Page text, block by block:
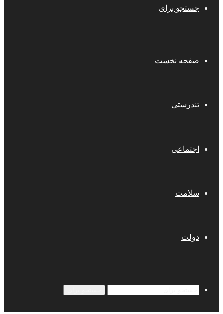
جستجو برای
صفحه نخست
تندرستی
اجتماعی
سلامت
دولت